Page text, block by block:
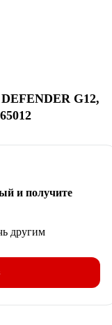
G12,
и получите
другим